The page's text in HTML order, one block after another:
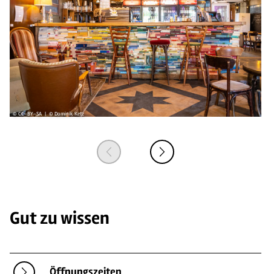
© CC-BY-SA | © Dominik Ketz
Gut zu wissen